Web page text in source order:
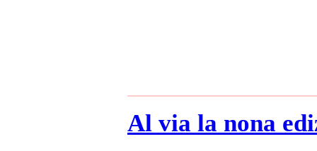
Al via la nona